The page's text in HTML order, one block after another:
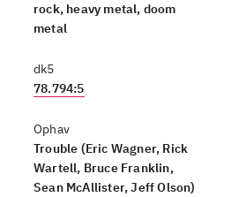
rock, heavy metal, doom
metal
dk5
78.794:5
Ophav
Trouble (Eric Wagner, Rick
Wartell, Bruce Franklin,
Sean McAllister, Jeff Olson)